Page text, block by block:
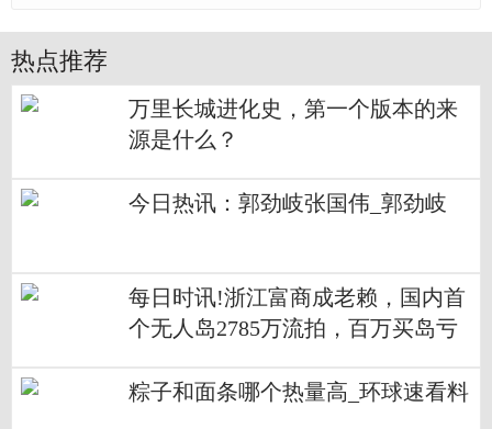
热点推荐
万里长城进化史，第一个版本的来
源是什么？
今日热讯：郭劲岐张国伟_郭劲岐
每日时讯!浙江富商成老赖，国内首
个无人岛2785万流拍，百万买岛亏
粽子和面条哪个热量高_环球速看料